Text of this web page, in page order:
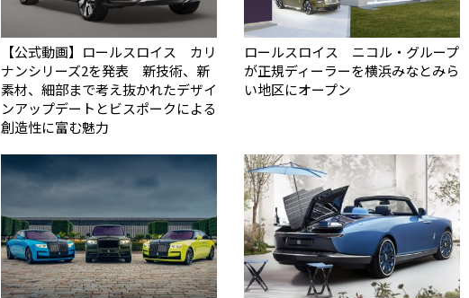
【公式動画】ロールスロイス カリ
ナンシリーズ2を発表 新技術、新
素材、細部まで考え抜かれたデザイ
ンアップデートとビスポークによる
創造性に富む魅力
ロールスロイス ニコル・グループ
が正規ディーラーを横浜みなとみら
い地区にオープン